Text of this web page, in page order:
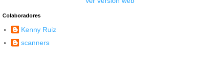
Colaboradores
Kenny Ruiz
scanners